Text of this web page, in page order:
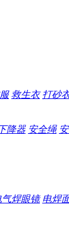
救生衣 打砂
降器 安全绳
气焊眼镜 电焊